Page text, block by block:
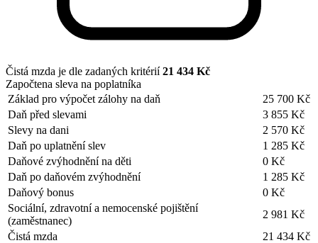
Čistá mzda je dle zadaných kritérií21 434 Kč
Započtena sleva na poplatníka
Základ pro výpočet zálohy na daň
25 700 Kč
Daň před slevami
3 855 Kč
Slevy na dani
2 570 Kč
Daň po uplatnění slev
1 285 Kč
Daňové zvýhodnění na děti
0 Kč
Daň po daňovém zvýhodnění
1 285 Kč
Daňový bonus
0 Kč
Sociální, zdravotní a nemocenské pojištění
(zaměstnanec)
2 981 Kč
Čistá mzda
21 434 Kč